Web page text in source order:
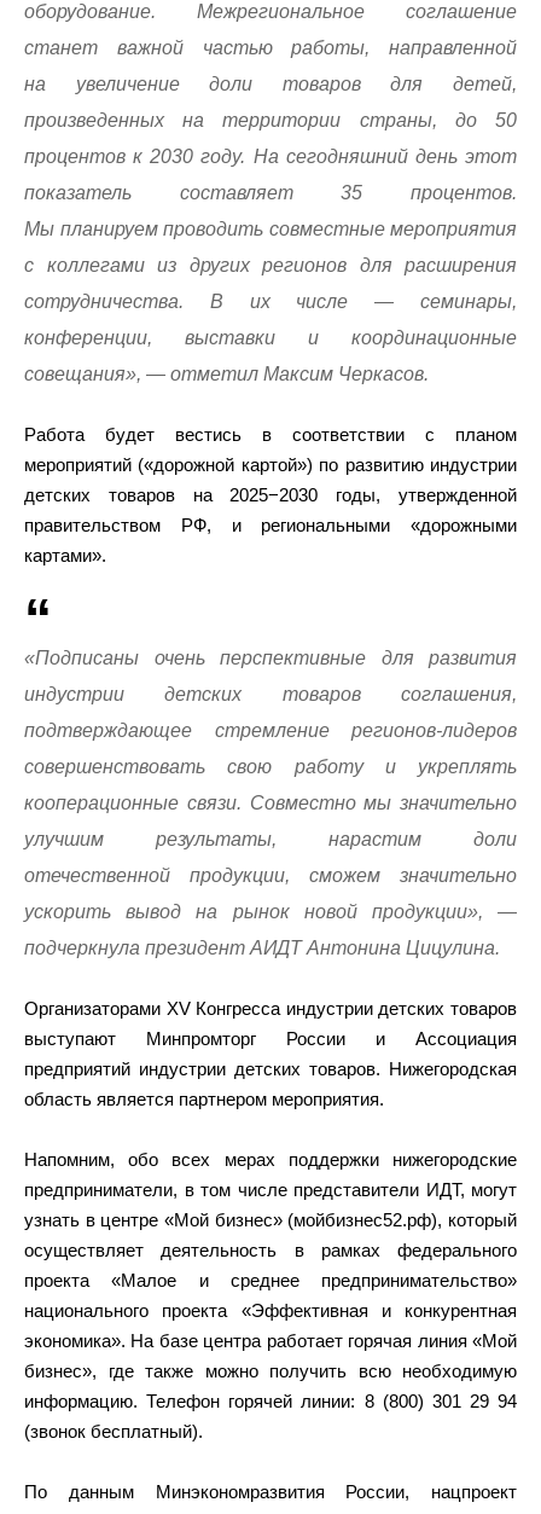
оборудование. Межрегиональное соглашение
станет важной частью работы, направленной
на увеличение доли товаров для детей,
произведенных на территории страны, до 50
процентов к 2030 году. На сегодняшний день этот
показатель составляет 35 процентов.
Мы планируем проводить совместные мероприятия
с коллегами из других регионов для расширения
сотрудничества. В их числе — семинары,
конференции, выставки и координационные
совещания», — отметил Максим Черкасов.
Работа будет вестись в соответствии с планом
мероприятий («дорожной картой») по развитию индустрии
детских товаров на 2025−2030 годы, утвержденной
правительством РФ, и региональными «дорожными
картами».
«Подписаны очень перспективные для развития
индустрии детских товаров соглашения,
подтверждающее стремление регионов-лидеров
совершенствовать свою работу и укреплять
кооперационные связи. Совместно мы значительно
улучшим результаты, нарастим доли
отечественной продукции, сможем значительно
ускорить вывод на рынок новой продукции», —
подчеркнула президент АИДТ Антонина Цицулина.
Организаторами XV Конгресса индустрии детских товаров
выступают Минпромторг России и Ассоциация
предприятий индустрии детских товаров. Нижегородская
область является партнером мероприятия.
Напомним, обо всех мерах поддержки нижегородские
предприниматели, в том числе представители ИДТ, могут
узнать в центре «Мой бизнес» (мойбизнес52.рф), который
осуществляет деятельность в рамках федерального
проекта «Малое и среднее предпринимательство»
национального проекта «Эффективная и конкурентная
экономика». На базе центра работает горячая линия «Мой
бизнес», где также можно получить всю необходимую
информацию. Телефон горячей линии: 8 (800) 301 29 94
(звонок бесплатный).
По данным Минэкономразвития России, нацпроект